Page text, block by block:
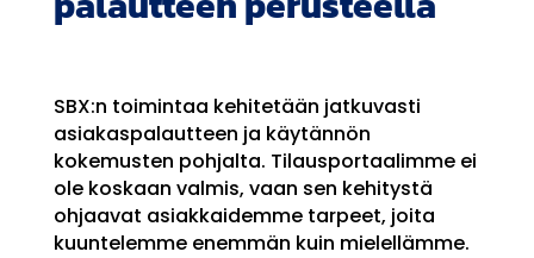
SBX:n toimintaa kehitetään jatkuvasti
asiakaspalautteen ja käytännön
kokemusten pohjalta. Tilausportaalimme ei
ole koskaan valmis, vaan sen kehitystä
ohjaavat asiakkaidemme tarpeet, joita
kuuntelemme enemmän kuin mielellämme.